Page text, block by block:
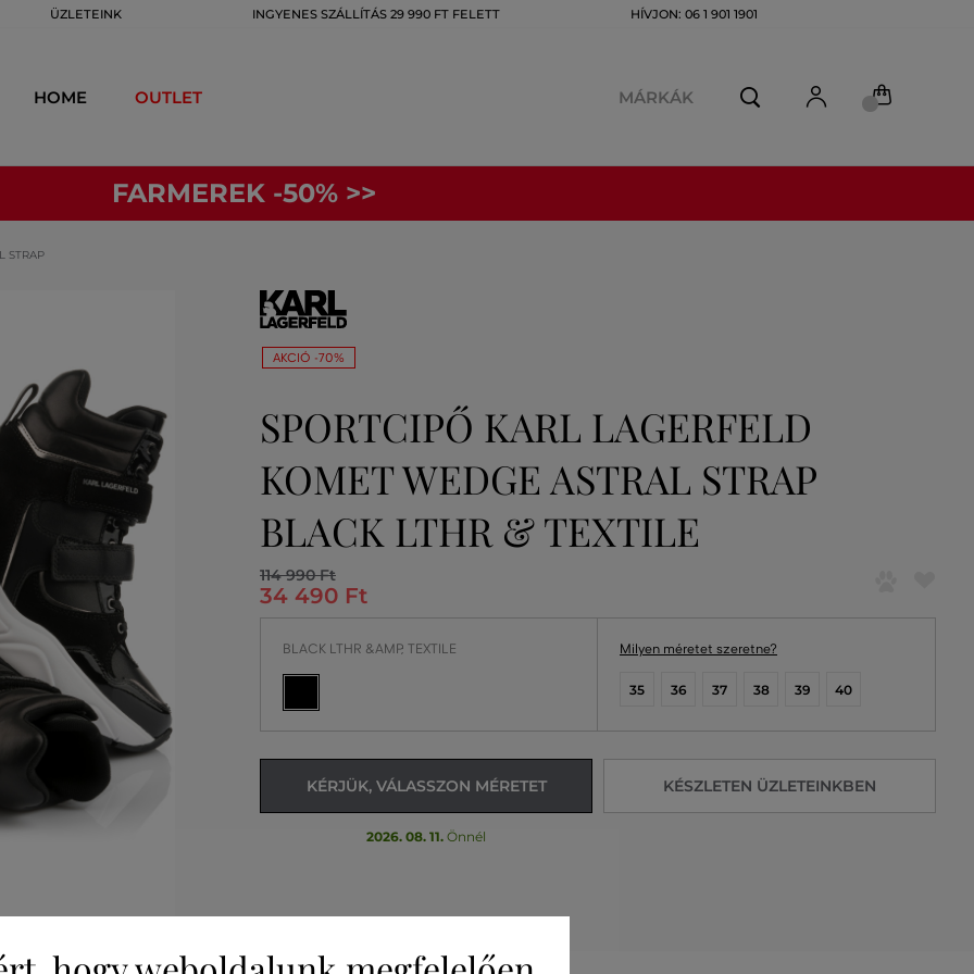
ÜZLETEINK INGYENES SZÁLLÍTÁS 29 990 FT FELETT HÍVJON: 06 1 901 1901
HOME OUTLET MÁRKÁK
FARMEREK -50% >>
STRAP
AKCIÓ -70%
SPORTCIPŐ KARL LAGERFELD
KOMET WEDGE ASTRAL STRAP
BLACK LTHR & TEXTILE
114 990 Ft
34 490 Ft
BLACK LTHR &AMP; TEXTILE Milyen méretet szeretne?
35 36 37 38 39 40
KÉRJÜK, VÁLASSZON MÉRETET
2026. 08. 11. Önnél
KÉSZLETEN ÜZLETEINKBEN